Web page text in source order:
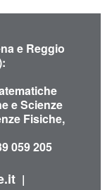
e Reggio
e Scienze
Fisiche,
059 205
|